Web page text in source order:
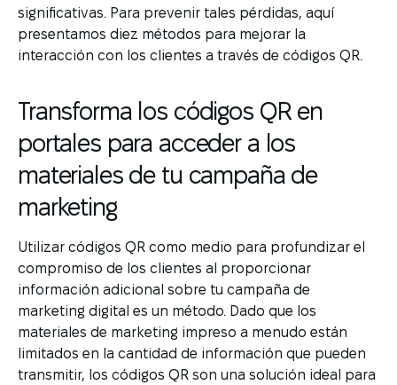
significativas. Para prevenir tales pérdidas, aquí
presentamos diez métodos para mejorar la
interacción con los clientes a través de códigos QR.
Transforma los códigos QR en
portales para acceder a los
materiales de tu campaña de
marketing
Utilizar códigos QR como medio para profundizar el
compromiso de los clientes al proporcionar
información adicional sobre tu campaña de
marketing digital es un método. Dado que los
materiales de marketing impreso a menudo están
limitados en la cantidad de información que pueden
transmitir, los códigos QR son una solución ideal para